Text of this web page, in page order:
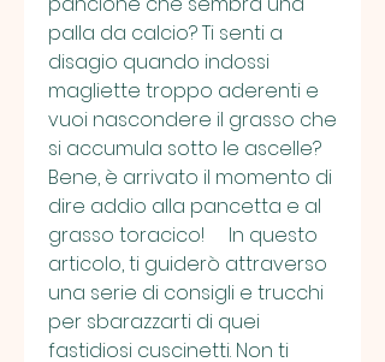
palla da calcio? Ti senti a
disagio quando indossi
magliette troppo aderenti e
vuoi nascondere il grasso che
si accumula sotto le ascelle?
Bene, è arrivato il momento di
dire addio alla pancetta e al
grasso toracico!     In questo
articolo, ti guiderò attraverso
una serie di consigli e trucchi
per sbarazzarti di quei
fastidiosi cuscinetti. Non ti